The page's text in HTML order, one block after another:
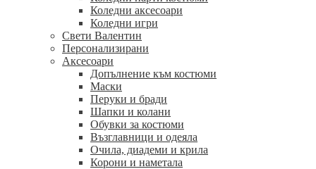
Коледни аксесоари
Коледни игри
Свети Валентин
Персонализирани
Аксесоари
Допълнение към костюми
Маски
Перуки и бради
Шапки и колани
Обувки за костюми
Възглавници и одеяла
Очила, диадеми и крила
Корони и наметала